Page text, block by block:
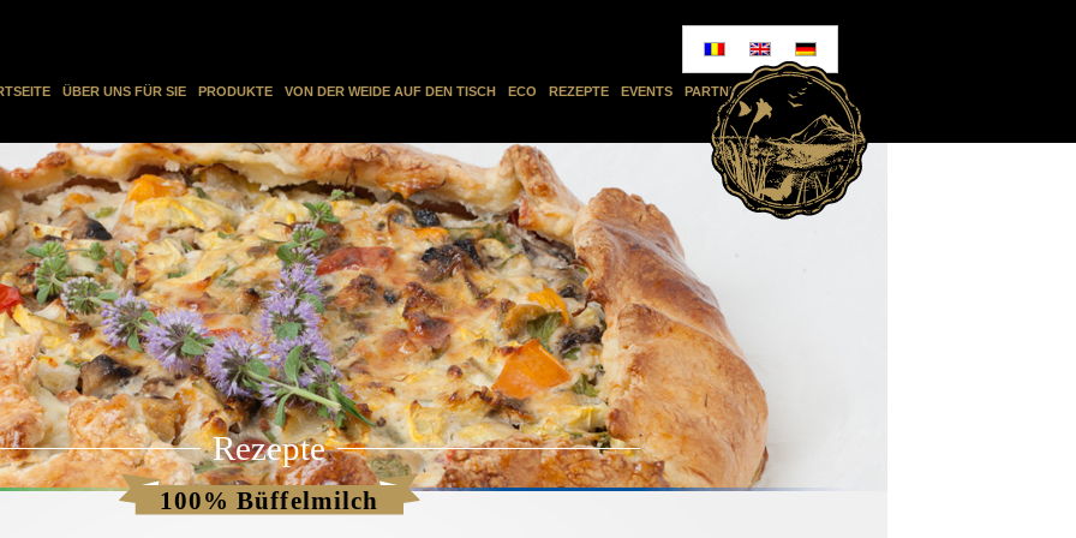
ÜBER UNS FÜR SIE PRODUKTE VON DER WEIDE AUF DEN TISCH ECO REZEPTE EVENTS PARTNERS KONTAKT
Rezepte
100% Büffelmilch